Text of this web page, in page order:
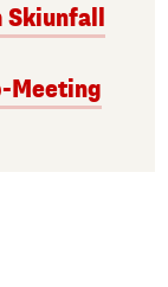
Skiunfall
Meeting